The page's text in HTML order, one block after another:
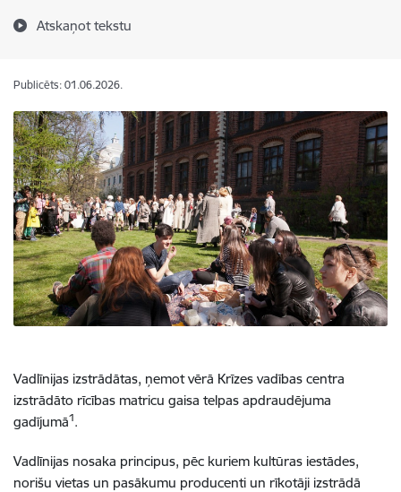
Atskaņot tekstu
Publicēts: 01.06.2026.
Vadlīnijas izstrādātas, ņemot vērā Krīzes vadības centra
izstrādāto rīcības matricu gaisa telpas apdraudējuma
gadījumā1.
Vadlīnijas nosaka principus, pēc kuriem kultūras iestādes,
norišu vietas un pasākumu producenti un rīkotāji izstrādā